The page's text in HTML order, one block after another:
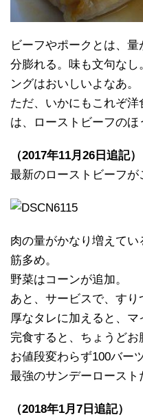
ビーフやポークとは、
分膨れる。味も文句な
ングはおいしいよなあ。
ただ、いかにもこれぞ
は、ローストビーフのほ
（2017年11月26日追記）
最新のローストビーフが
肉の量がかなり増えて
筋多め。
野菜はコーンが追加。
あと、サービスで、す
厚なタレに加えると、マ
完食すると、ちょうどお
お値段変わらず100バー
最強のサンデーロースト
（2018年1月7日追記）